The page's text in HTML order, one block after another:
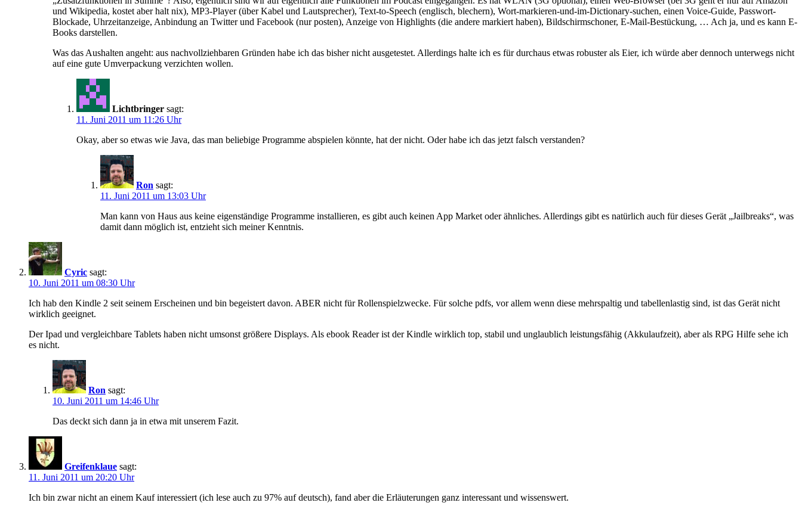
und Wikipedia, kostet aber halt nix), MP3-Player (über Kabel und Lautsprecher), Text-to-Speech (englisch, blechern), Wort-markieren-und-im-Dictionary-suchen, einen Voice-Guide, Passwort-
Blockade, Uhrzeitanzeige, Anbindung an Twitter und Facebook (nur posten), Anzeige von Highlights (die andere markiert haben), Bildschirmschoner, E-Mail-Bestückung, … Ach ja, und es kann E-
Books darstellen.
Was das Aushalten angeht: aus nachvollziehbaren Gründen habe ich das bisher nicht ausgetestet. Allerdings halte ich es für durchaus etwas robuster als Eier, ich würde aber dennoch unterwegs nicht
auf eine gute Umverpackung verzichten wollen.
Lichtbringer sagt:
11. Juni 2011 um 11:26 Uhr
Okay, aber so etwas wie Java, das man beliebige Programme abspielen könnte, hat der nicht. Oder habe ich das jetzt falsch verstanden?
Ron sagt:
11. Juni 2011 um 13:03 Uhr
Man kann von Haus aus keine eigenständige Programme installieren, es gibt auch keinen App Market oder ähnliches. Allerdings gibt es natürlich auch für dieses Gerät „Jailbreaks“, was
damit dann möglich ist, entzieht sich meiner Kenntnis.
Cyric sagt:
10. Juni 2011 um 08:30 Uhr
Ich hab den Kindle 2 seit seinem Erscheinen und bin begeistert davon. ABER nicht für Rollenspielzwecke. Für solche pdfs, vor allem wenn diese mehrspaltig und tabellenlastig sind, ist das Gerät nicht
wirklich geeignet.
Der Ipad und vergleichbare Tablets haben nicht umsonst größere Displays. Als ebook Reader ist der Kindle wirklich top, stabil und unglaublich leistungsfähig (Akkulaufzeit), aber als RPG Hilfe sehe ich
es nicht.
Ron sagt:
10. Juni 2011 um 14:46 Uhr
Das deckt sich dann ja in etwa mit unserem Fazit.
Greifenklaue sagt:
11. Juni 2011 um 20:20 Uhr
Ich bin zwar nicht an einem Kauf interessiert (ich lese auch zu 97% auf deutsch), fand aber die Erläuterungen ganz interessant und wissenswert.